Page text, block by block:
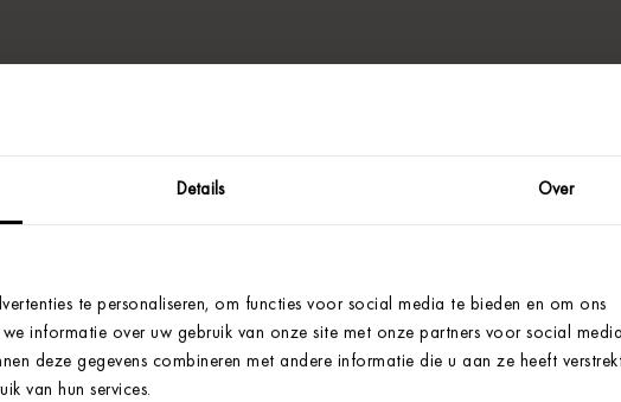
Details Over
te personaliseren, om functies voor social media te bieden en om ons
informatie over uw gebruik van onze site met onze partners voor social
deze gegevens combineren met andere informatie die u aan ze heeft
van hun services.